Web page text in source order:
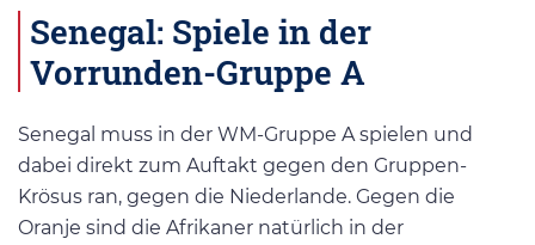
Senegal: Spiele in der
Vorrunden-Gruppe A
Senegal muss in der WM-Gruppe A spielen und
dabei direkt zum Auftakt gegen den Gruppen-
Krösus ran, gegen die Niederlande. Gegen die
Oranje sind die Afrikaner natürlich in der